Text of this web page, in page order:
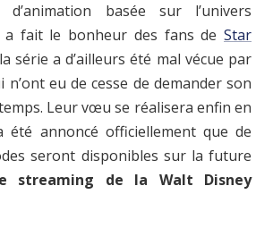
d’animation basée sur l’univers
a fait le bonheur des fans de Star
série a d’ailleurs été mal vécue par
n’ont eu de cesse de demander son
Leur vœu se réalisera enfin en
été annoncé officiellement que de
seront disponibles sur la future
streaming de la Walt Disney